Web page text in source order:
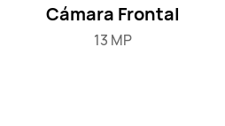
Cámara Frontal
13 MP